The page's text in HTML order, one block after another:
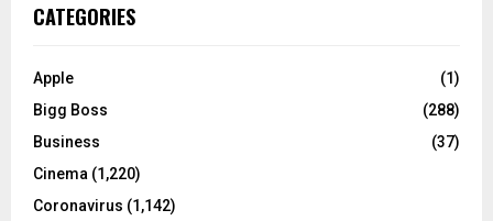
h
o
:
C
CATEGORIES
Apple
(1)
Bigg Boss
(288)
Business
(37)
Cinema (1,220)
Coronavirus (1,142)